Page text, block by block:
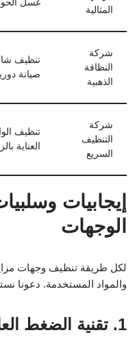
المثالية
غسل
شركة
النظافة
الذهبية
تنظيف
صيانة
شركة
التنظيف
السريع
تنظيف
العناية
إيجابيات
الوجهات
لكل طريقة تنظيف وجهات
والمواد المستخدمة. دعونا
1. تقنية الضغط العالي